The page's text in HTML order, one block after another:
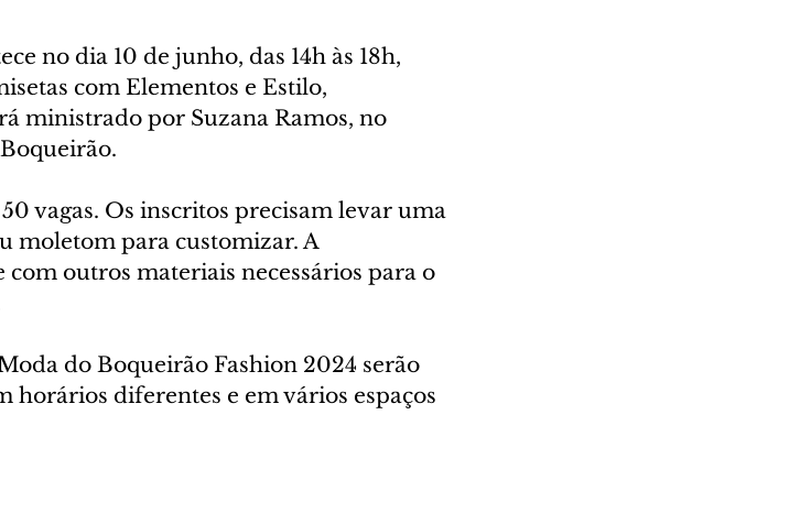
no dia 10 de junho, das 14h às 18h,
com Elementos e Estilo,
ministrado por Suzana Ramos, no
vagas. Os inscritos precisam levar uma
moletom para customizar. A
outros materiais necessários para o
do Boqueirão Fashion 2024 serão
horários diferentes e em vários espaços